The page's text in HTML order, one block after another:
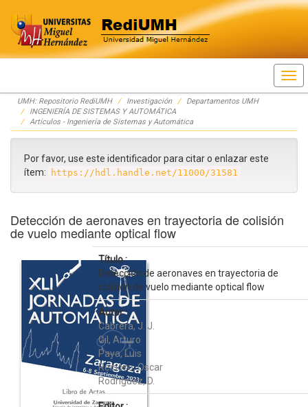
Skip
navigation
UMH: Repositorio RediUMH Investigación
Departamentos UMH
INGENIERÍA DE SISTEMAS Y AUTOMÁTICA
Artículos - Ingeniería de Sistemas y Automática
Por favor, use este identificador para citar o enlazar este
ítem:
https://hdl.handle.net/11000/31581
Detección de aeronaves en trayectoria de colisión
de vuelo mediante optical flow
Título :
Detección de aeronaves en trayectoria de
colisión de vuelo mediante optical flow
Autor :
Cabrera, J. J.
Gil, Arturo
Paya, Luis
Reinoso, Oscar
Rodríguez, D.